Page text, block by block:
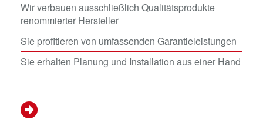
Wir verbauen ausschließlich Qualitätsprodukte
renommierter Hersteller
Sie profitieren von umfassenden Garantieleistungen
Sie erhalten Planung und Installation aus einer Hand